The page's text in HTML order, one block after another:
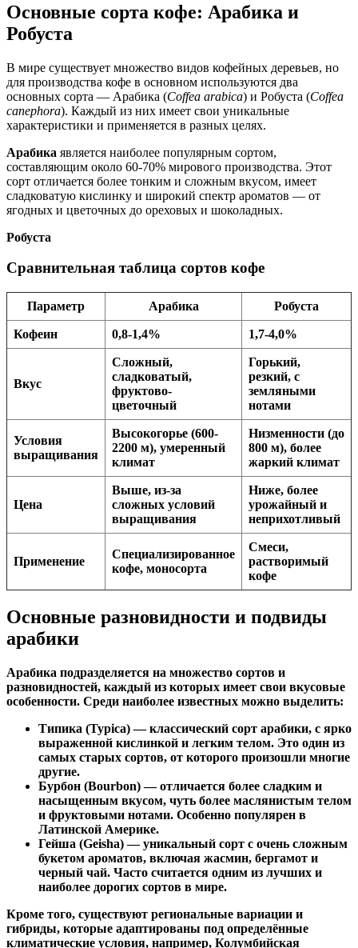
Основные сорта кофе: Арабика и
Робуста
В мире существует множество видов кофейных деревьев, но
для производства кофе в основном используются два
основных сорта — Арабика (Coffea arabica) и Робуста (Coffea
canephora). Каждый из них имеет свои уникальные
характеристики и применяется в разных целях.
Арабика является наиболее популярным сортом,
составляющим около 60-70% мирового производства. Этот
сорт отличается более тонким и сложным вкусом, имеет
сладковатую кислинку и широкий спектр ароматов — от
ягодных и цветочных до ореховых и шоколадных.
Робуста
Сравнительная таблица сортов кофе
Параметр Арабика Робуста
Кофеин 0,8-1,4% 1,7-4,0%
Вкус
Сложный,
сладковатый,
фруктово-
цветочный
Горький,
резкий, с
земляными
нотами
Условия
выращивания
Высокогорье (600-
2200 м), умеренный
климат
Низменности (до
800 м), более
жаркий климат
Цена
Выше, из-за
сложных условий
выращивания
Ниже, более
урожайный и
неприхотливый
Применение
Специализированное
кофе, моносорта
Смеси,
растворимый
кофе
Основные разновидности и подвиды
арабики
Арабика подразделяется на множество сортов и
разновидностей, каждый из которых имеет свои вкусовые
особенности. Среди наиболее известных можно выделить:
Типика (Typica)— классический сорт арабики, с ярко
выраженной кислинкой и легким телом. Это один из
самых старых сортов, от которого произошли многие
другие.
Бурбон (Bourbon)— отличается более сладким и
насыщенным вкусом, чуть более маслянистым телом
и фруктовыми нотами. Особенно популярен в
Латинской Америке.
Гейша (Geisha)— уникальный сорт с очень сложным
букетом ароматов, включая жасмин, бергамот и
черный чай. Часто считается одним из лучших и
наиболее дорогих сортов в мире.
Кроме того, существуют региональные вариации и
гибриды, которые адаптированы под определённые
климатические условия, например, Колумбийская